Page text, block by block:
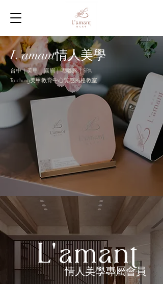
L'amant情人美學
台中｜美甲｜霧眉｜嘟嘟唇｜SPA
Taichung美甲教育中心質感風格教室
情人美學專屬會員